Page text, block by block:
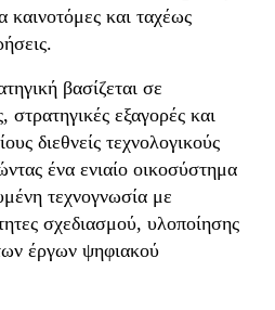
καινοτόμες και ταχέως
βασίζεται σε
στρατηγικές εξαγορές και
διεθνείς τεχνολογικούς
ένα ενιαίο οικοσύστημα
τεχνογνωσία με
σχεδιασμού, υλοποίησης
έργων ψηφιακού